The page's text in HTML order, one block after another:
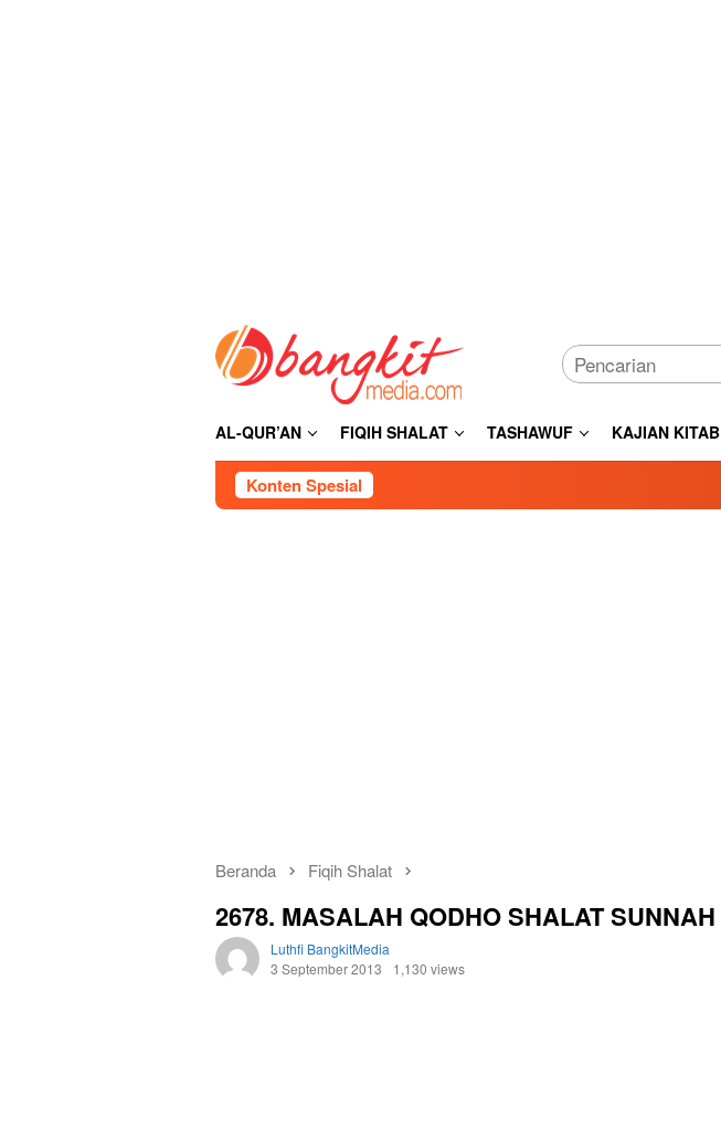
AL-QUR’AN FIQIH SHALAT TASHAWUF KAJIAN KITAB
Konten Spesial
Beranda Fiqih Shalat
2678. MASALAH QODHO SHALAT SUNNAH
Luthfi BangkitMedia
3 September 2013
1,130 views